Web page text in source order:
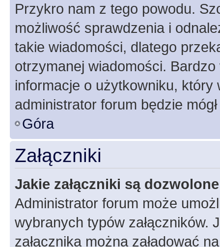
Przykro nam z tego powodu.
możliwość sprawdzenia i
takie wiadomości, dlatego
otrzymanej wiadomości.
informacje o użytkowniku, który
administrator forum będzie
Góra
Załączniki
Jakie załączniki są
Administrator forum może
wybranych typów załączników.
załącznika można załadować